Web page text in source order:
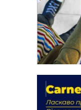
actions
18